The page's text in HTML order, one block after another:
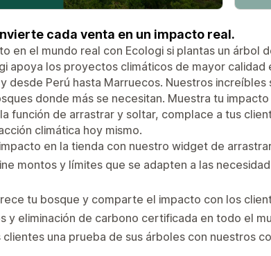
cada venta en un impacto real.
en el mundo real con Ecologi si plantas un árbol
apoya los proyectos climáticos de mayor calidad
desde Perú hasta Marruecos. Nuestros increíbles
donde más se necesitan. Muestra tu
función de arrastrar y soltar, complace a tus
climática hoy mismo.
en la tienda con nuestro widget de
montos y límites que se adapten a las
tu bosque y comparte el impacto con los
y eliminación de carbono certificada en todo el
una prueba de sus árboles con nuestros